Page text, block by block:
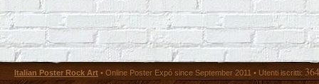
Italian Poster Rock Art • Online Poster Expó since September 2011 • Utenti iscritti: 364